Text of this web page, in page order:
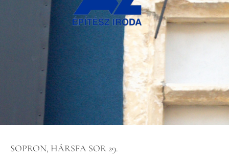
SOPRON, HÁRSFA SOR 29.